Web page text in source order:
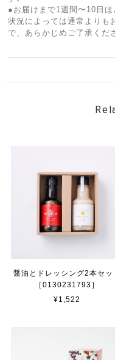
●お届けまで1週間〜10日
状況によっては通常よりも
で、あらかじめご了承くだ
醤油とドレッシング2本セッ
［0130231793］
¥1,522